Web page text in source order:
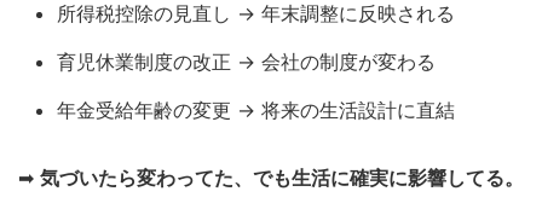
所得税控除の見直し → 年末調整に反映される
育児休業制度の改正 → 会社の制度が変わる
年金受給年齢の変更 → 将来の生活設計に直結
➡ 気づいたら変わってた、でも生活に確実に影響してる。